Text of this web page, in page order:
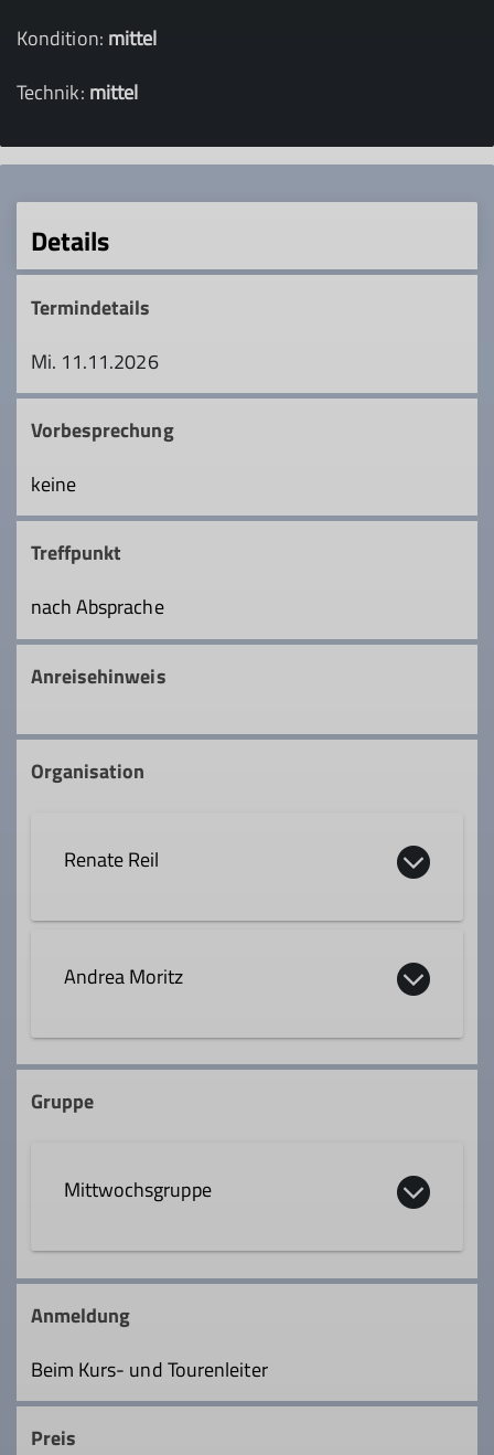
Kondition: mittel
Technik: mittel
Details
Termindetails
Mi. 11.11.2026
Vorbesprechung
keine
Treffpunkt
nach Absprache
Anreisehinweis
Organisation
Renate Reil
Qualifikationen
Tourenleiter*in Mittwochsgruppe
Andrea Moritz
08051 9662618
Wanderleiter*in
Ämter
Gruppe
Mittwochsgruppe
In der Mittwochsgruppe sind wir fast alle
Ruheständler. Wir wollen mit
Gleichgesinnten unsere Berge genießen
und dem Andrang am Wochenende
Bergwanderungen pflegen wir unsere
Anmeldung
Beim Kurs- und Tourenleiter
Preis